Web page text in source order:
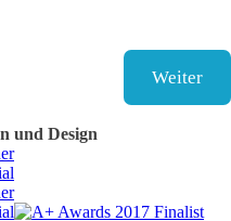
Weiter
und Design